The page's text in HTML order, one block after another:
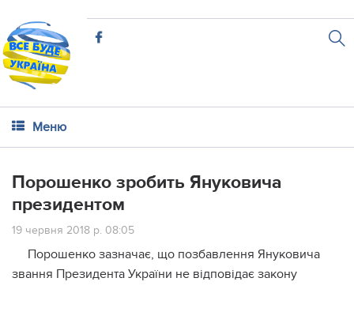
Меню
Порошенко зробить Януковича
президентом
19 червня 2018 р. 08:05
Порошенко зазначає, що позбавлення Януковича
звання Президента України не відповідає закону